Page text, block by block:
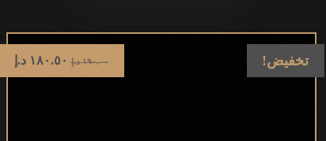
١٩٠.٠٠ د.إ ١٨٠.٥٠ د.إ تخفيض!